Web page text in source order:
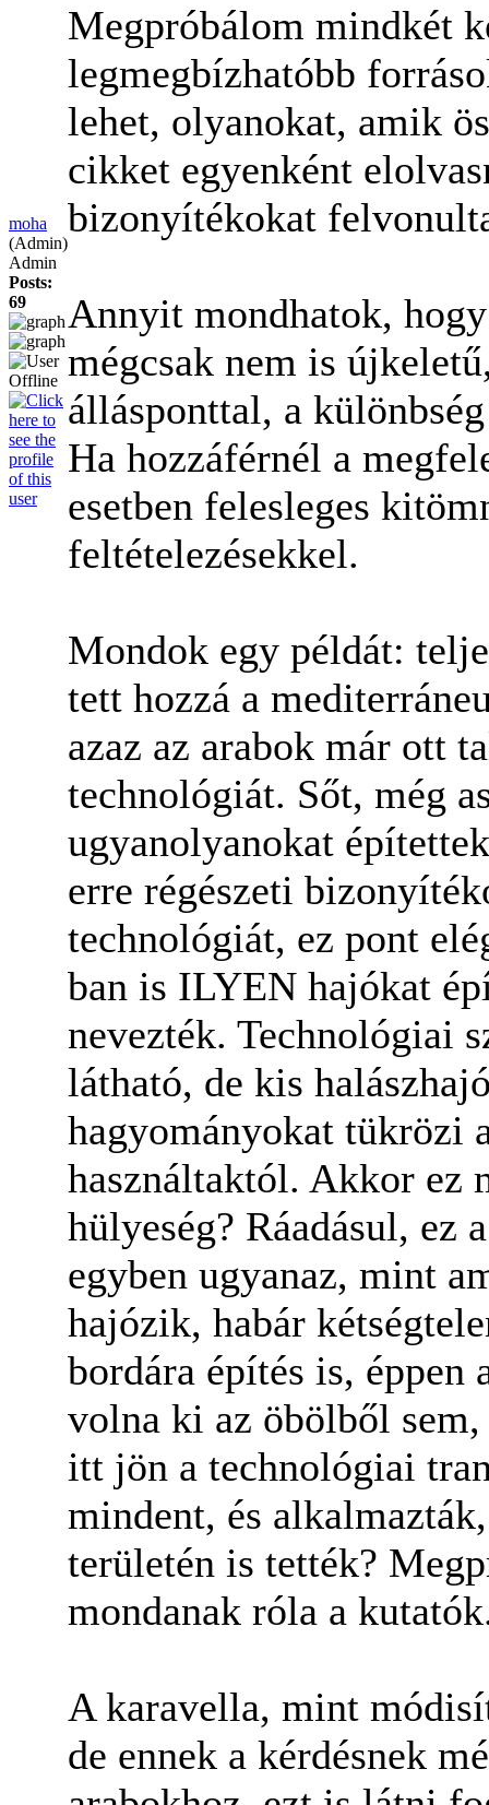
moha
(Admin)
Admin
Posts:
69
Megpróbálom mindkét
legmegbízhatóbb
lehet, olyanokat, amik
cikket egyenként
bizonyítékokat
Annyit mondhatok,
mégcsak nem is
állásponttal, a
Ha hozzáférnél a
esetben felesleges
feltételezésekkel.
Mondok egy példát:
tett hozzá a
azaz az arabok már ott
technológiát. Sőt, még
ugyanolyanokat
erre régészeti
technológiát, ez pont
ban is ILYEN hajókat
nevezték. Technológiai
látható, de kis
hagyományokat tükrözi
használtaktól. Akkor ez
hülyeség? Ráadásul, ez
egyben ugyanaz, mint
hajózik, habár
bordára építés is,
volna ki az öbölből
itt jön a technológiai
mindent, és
területén is tették?
mondanak róla a
A karavella, mint
de ennek a kérdésnek